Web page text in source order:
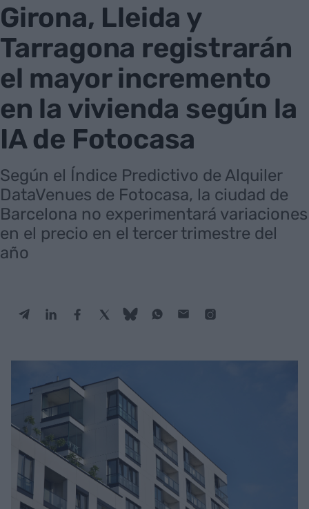
Girona, Lleida y
Tarragona registrarán
el mayor incremento
en la vivienda según la
IA de Fotocasa
Según el Índice Predictivo de Alquiler
DataVenues de Fotocasa, la ciudad de
Barcelona no experimentará variaciones
en el precio en el tercer trimestre del
año